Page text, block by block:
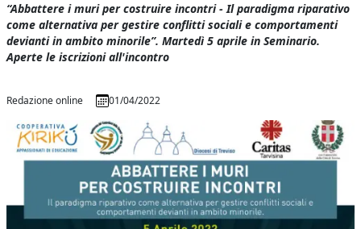
“Abbattere i muri per costruire incontri - Il paradigma riparativo
come alternativa per gestire conflitti sociali e comportamenti
devianti in ambito minorile”. Martedì 5 aprile in Seminario.
Aperte le iscrizioni all'incontro
Redazione online 01/04/2022